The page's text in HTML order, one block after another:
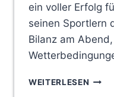
ein voller Erfolg
seinen Sportlern
Bilanz am
WEITERLESEN DIE